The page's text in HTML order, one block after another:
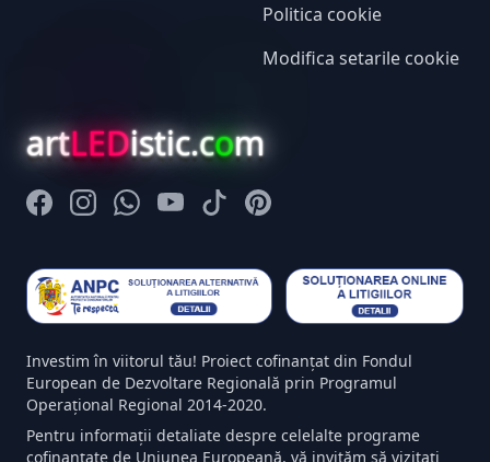
Politica cookie
Modifica setarile cookie
artLEDistic.com
FacebookInstagramWhatsappYoutubeTiktokPinterest
Investim în viitorul tău! Proiect cofinanțat din Fondul
European de Dezvoltare Regională prin Programul
Operațional Regional 2014-2020.
Pentru informații detaliate despre celelalte programe
cofinanțate de Uniunea Europeană, vă invităm să vizitați